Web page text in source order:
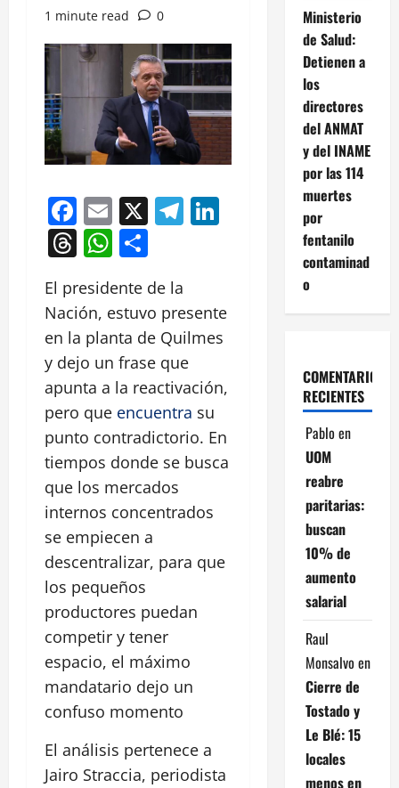
1 minute read
0
Facebook
Email
X Telegram
LinkedIn
Threads
WhatsApp
El presidente de la
Nación, estuvo presente
en la planta de Quilmes
y dejo un frase que
apunta a la reactivación,
pero que encuentra su
punto contradictorio. En
tiempos donde se busca
que los mercados
internos concentrados
se empiecen a
descentralizar, para que
los pequeños
productores puedan
competir y tener
espacio, el máximo
mandatario dejo un
confuso momento
El análisis pertenece a
Jairo Straccia, periodista
Ministerio
de Salud:
Detienen a
los
directores
del ANMAT
y del INAME
por las 114
muertes
por
fentanilo
contaminad
o
COMENTARIOS
RECIENTES
Pablo en
UOM
reabre
paritarias:
buscan
10% de
aumento
salarial
Raul
Monsalvo en
Cierre de
Tostado y
Le Blé: 15
locales
menos en